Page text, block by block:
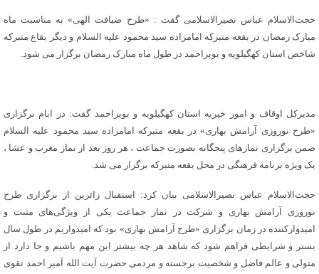
حجت‌الاسلام عباس نصیرالاسلامی گفت : «طرح ضیافت الهی» به مناسبت ماه
مبارک رمضان در بقعه متبرکه امامزاده سید محمود علیه السلام و دیگر بقاع متبرکه
شاخص استان کهگیلویه و بویراحمد در طول ماه مبارک رمضان برگزار می شود.
مدیرکل اوقاف و امور خیریه استان کهگیلویه و بویراحمد گفت: در ایام برگزاری
«طرح نوروزی آرامش بهاری» در بقعه متبرکه امامزاده سید محمود علیه السلام
ضمن برگزاری نمازهای پنجگانه بصورت جماعت ، هر روز بعد از نماز مغرب و عشا ،
یک ویژه برنامه فرهنگی در محل بقعه متبرکه برگزار می شد.
حجت‌الاسلام عباس نصیرالاسلامی بیان کرد: استقبال زائرین از برگزاری طرح
نوروزی آرامش بهاری و شرکت در نماز جماعت یکی از ویژگی‌های مثبت و
امیدوارکننده در زمان برگزاری «طرح آرامش بهاری» بود که امیدواریم در طول سال
بستر و شرایطی فراهم شود که شاهد هر چه بیشتر این مهم باشیم و جا دارد از
متولی و عالم فاضل و شخصیت برجسته و مردمی حضرت آیت الله آمیر احمد تقوی